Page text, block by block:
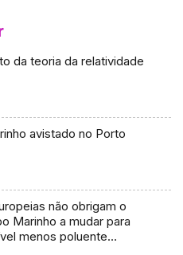
da teoria da relatividade
avistado no Porto
não obrigam o
Marinho a mudar para
menos poluente